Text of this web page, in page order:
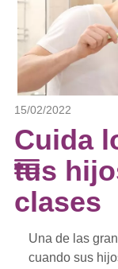
15/02/2022
Cuida
tus
clases
Una de las
cuando sus